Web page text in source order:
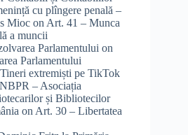
cu plîngere penală –
Mioc on Art. 41 – Munca
a muncii
Parlamentului on
Parlamentului
extremiști pe TikTok
– Asociația
și Bibliotecilor
on Art. 30 – Libertatea